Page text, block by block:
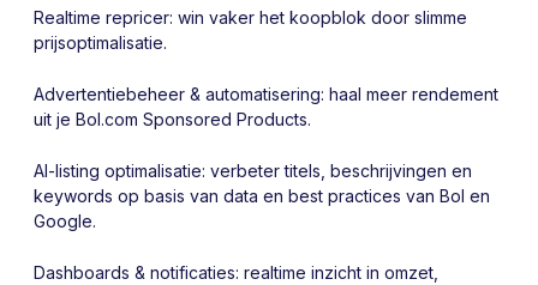
Realtime repricer: win vaker het koopblok door slimme
prijsoptimalisatie.
Advertentiebeheer & automatisering: haal meer rendement
uit je Bol.com Sponsored Products.
AI-listing optimalisatie: verbeter titels, beschrijvingen en
keywords op basis van data en best practices van Bol en
Google.
Dashboards & notificaties: realtime inzicht in omzet,